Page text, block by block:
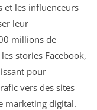
et les influenceurs
leur
millions de
stories Facebook,
pour
vers des sites
marketing digital.